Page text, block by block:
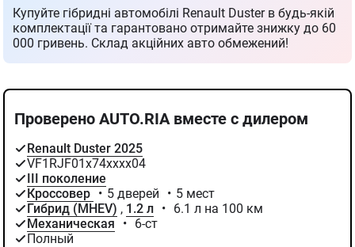
Купуйте гібридні автомобілі Renault Duster в будь-якій
комплектації та гарантовано отримайте знижку до 60
000 гривень. Склад акційних авто обмежений!
Проверено AUTO.RIA вместе с дилером
Renault Duster 2025
VF1RJF01х74хххх04
III поколение
Кроссовер • 5 дверей • 5 мест
Гибрид (MHEV) , 1.2 л • 6.1 л на 100 км
Механическая
• 6-ст
Полный